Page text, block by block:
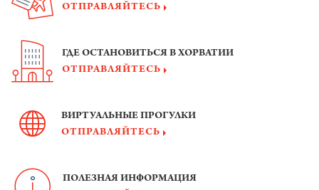
ОТПРАВЛЯЙТЕСЬ
ГДЕ ОСТАНОВИТЬСЯ В ХОРВАТИИ
ОТПРАВЛЯЙТЕСЬ
ВИРТУАЛЬНЫЕ ПРОГУЛКИ
ОТПРАВЛЯЙТЕСЬ
ПОЛЕЗНАЯ ИНФОРМАЦИЯ